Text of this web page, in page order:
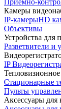
Приемно-
Камеры
IP-камерыHD
Объективы
Устройства для
Разветвители и
IP
Стационарные
Пульты
Аксессуары для